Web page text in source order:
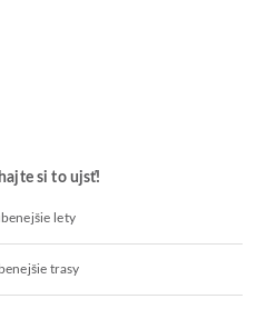
si to ujsť!
lety
trasy